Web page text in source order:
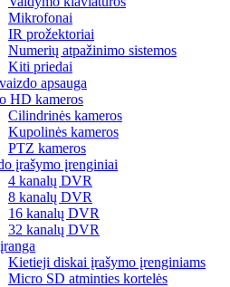
Mikrofonai
IR prožektoriai
Numerių atpažinimo sistemos
Kiti priedai
apsauga
HD kameros
Cilindrinės kameros
Kupolinės kameros
PTZ kameros
įrašymo įrenginiai
4 kanalų DVR
8 kanalų DVR
16 kanalų DVR
32 kanalų DVR
Kietieji diskai įrašymo įrenginiams
Micro SD atminties kortelės